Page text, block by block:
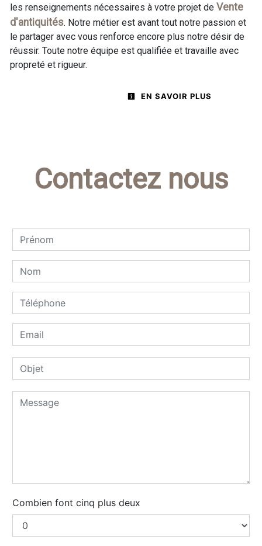
les renseignements nécessaires à votre projet de Vente
d'antiquités. Notre métier est avant tout notre passion et
le partager avec vous renforce encore plus notre désir de
réussir. Toute notre équipe est qualifiée et travaille avec
propreté et rigueur.
EN SAVOIR PLUS
Contactez nous
Combien font cinq plus deux